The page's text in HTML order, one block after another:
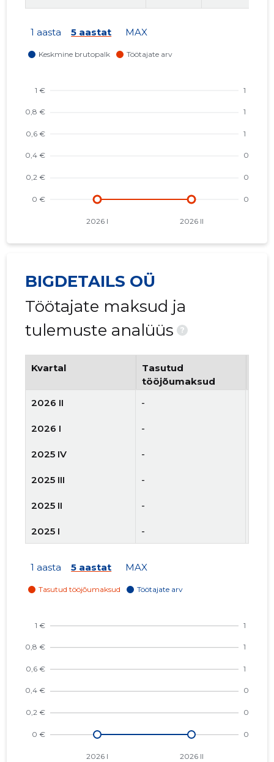
1 aasta 5 aastat MAX
BIGDETAILS OÜ
Töötajate maksud ja
tulemuste analüüs
?
Kvartal
Tasutud
tööjõumaksud
2026 II
-
2026 I -
2025 IV -
2025 III -
2025 II -
2025 I -
1 aasta
5 aastat MAX